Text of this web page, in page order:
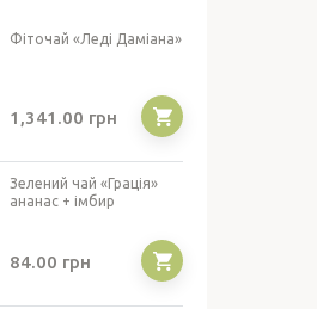
Фіточай «Леді Даміана»
1,341.00 грн
Зелений чай «Грація»
ананас + імбир
84.00 грн